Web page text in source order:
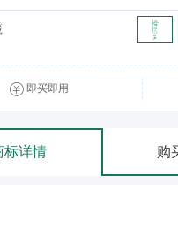
即买即用
标详情 购